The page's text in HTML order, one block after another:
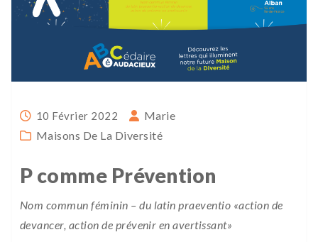
10 Février 2022
Marie
Maisons De La Diversité
P comme Prévention
Nom commun féminin – du latin praeventio «action de
devancer, action de prévenir en avertissant»